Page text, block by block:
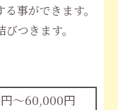
事ができます。
つきます。
～60,000円